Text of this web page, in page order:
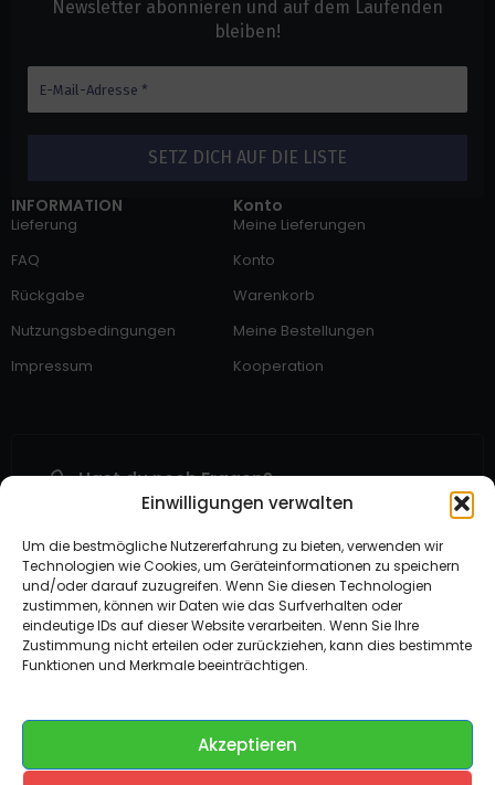
Einwilligungen verwalten
Um die bestmögliche Nutzererfahrung zu bieten, verwenden wir
Technologien wie Cookies, um Geräteinformationen zu speichern
und/oder darauf zuzugreifen. Wenn Sie diesen Technologien
zustimmen, können wir Daten wie das Surfverhalten oder
eindeutige IDs auf dieser Website verarbeiten. Wenn Sie Ihre
Zustimmung nicht erteilen oder zurückziehen, kann dies bestimmte
Funktionen und Merkmale beeinträchtigen.
Akzeptieren
INFORMATION
Lieferung
FAQ
Rückgabe
Nutzungsbedingungen
Impressum
Konto
Meine Lieferungen
Konto
Warenkorb
Meine Bestellungen
Kooperation
Newsletter abonnieren und auf dem Laufenden
bleiben!
Hast du noch Fragen?
Uns Kontaktieren
Help Center
Wir lieben dein Feedback
Solibox Kommentar Geben
Gehostet auf Dezhost
Compare